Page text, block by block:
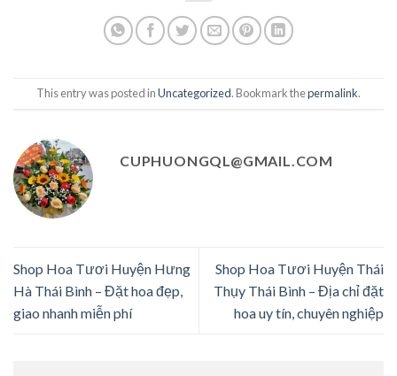
This entry was posted inUncategorized. Bookmark thepermalink.
CUPHUONGQL@GMAIL.COM
Shop Hoa Tươi Huyện Hưng
Hà Thái Bình – Đặt hoa đẹp,
giao nhanh miễn phí
Shop Hoa Tươi Huyện Thái
Thụy Thái Bình – Địa chỉ đặt
hoa uy tín, chuyên nghiệp